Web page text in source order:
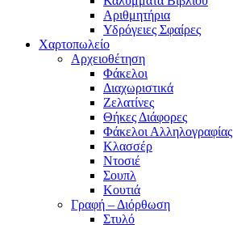
Αριθμητήρια
Υδρόγειες Σφαίρες
Χαρτοπωλείο
Αρχειοθέτηση
Φάκελοι
Διαχωριστικά
Ζελατίνες
Θήκες Διάφορες
Φάκελοι Αλληλογραφίας
Κλασσέρ
Ντοσιέ
Σουπλ
Κουτιά
Γραφή – Διόρθωση
Στυλό